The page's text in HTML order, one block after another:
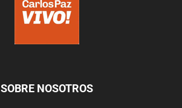
SOBRE NOSOTROS